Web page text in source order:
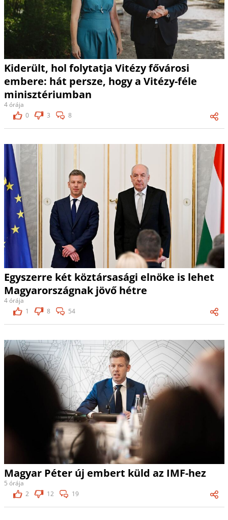
Kiderült, hol folytatja Vitézy fővárosi
embere: hát persze, hogy a Vitézy-féle
minisztériumban
4 órája
0
3 8
Egyszerre két köztársasági elnöke is lehet
Magyarországnak jövő hétre
4 órája
1
8 54
Magyar Péter új embert küld az IMF-hez
5 órája
2
12 19